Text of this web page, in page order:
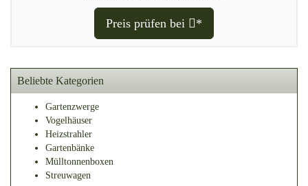
Preis prüfen bei *
Beliebte Kategorien
Gartenzwerge
Vogelhäuser
Heizstrahler
Gartenbänke
Mülltonnenboxen
Streuwagen